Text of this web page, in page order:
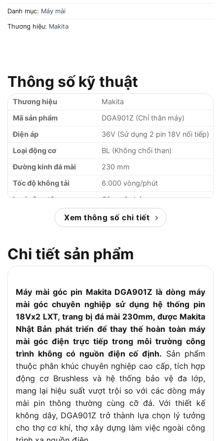
Danh mục: Máy mài
Thương hiệu: Makita
Thông số kỹ thuật
Thương hiệu
Makita
Mã sản phẩm
DGA901Z (Chỉ thân máy)
Điện áp
36V (Sử dụng 2 pin 18V nối tiếp)
Loại động cơ
BL (Không chổi than)
Đường kính đá mài
230 mm
Tốc độ không tải
6.000 vòng/phút
Loại công tắc
Công tắc bóp
Trọng lượng (kèm pin)
5.2 – 8.0 kg (tùy loại pin)
Xem thông số chi tiết
Chi tiết sản phẩm
Máy mài góc pin Makita DGA901Z là dòng máy
mài góc chuyên nghiệp sử dụng hệ thống pin
18Vx2 LXT, trang bị đá mài 230mm, được Makita
Nhật Bản phát triển để thay thế hoàn toàn máy
mài góc điện trực tiếp trong môi trường công
trình không có nguồn điện cố định. Sản phẩm
thuộc phân khúc chuyên nghiệp cao cấp, tích hợp
động cơ Brushless và hệ thống bảo vệ đa lớp,
mang lại hiệu suất vượt trội so với các dòng máy
mài pin thông thường cùng cỡ đá. Với thiết kế
không dây, DGA901Z trở thành lựa chọn lý tưởng
cho thợ cơ khí, thợ xây dựng làm việc ngoài công